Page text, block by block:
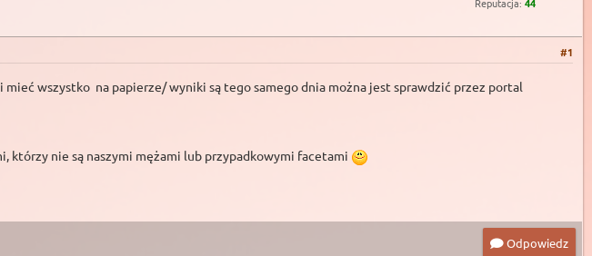
#1
wszystko na papierze/ wyniki są tego samego dnia można jest sprawdzić przez portal
nie są naszymi mężami lub przypadkowymi facetami
Odpowiedz